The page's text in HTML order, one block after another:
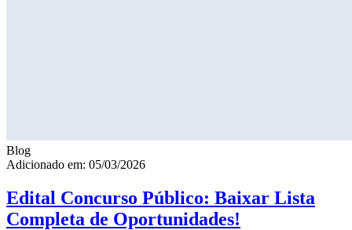
Blog
Adicionado em: 05/03/2026
Edital Concurso Público: Baixar Lista
Completa de Oportunidades!